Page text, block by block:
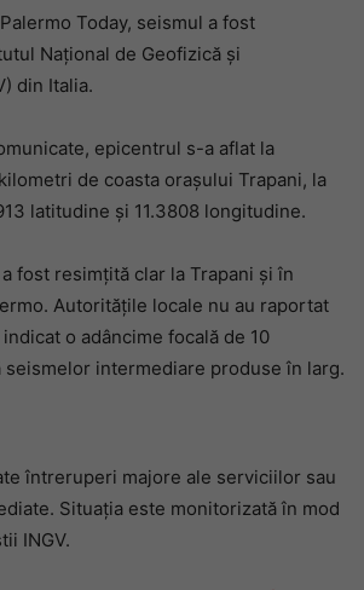
Today, seismul a fost
Național de Geofizică și
din Italia.
epicentrul s-a aflat la
de coasta orașului Trapani, la
latitudine și 11.3808 longitudine.
fost resimțită clar la Trapani și în
Autoritățile locale nu au raportat
o adâncime focală de 10
intermediare produse în larg.
întreruperi majore ale serviciilor sau
Situația este monitorizată în mod
INGV.